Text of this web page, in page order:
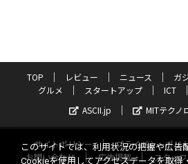
TOP レビュー ニュース ガ
グルメ
スタートアップ ICT
ASCII.jp
MITテクノ
サイトポリシー プライバシーポリ
お問い合わせ
広告掲載 スタッ
このサイトでは、利用状況の把握や広告
Cookieを使用してアクセスデータを取得